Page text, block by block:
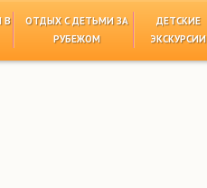
В
ОТДЫХ С ДЕТЬМИ ЗА
РУБЕЖОМ
ДЕТСКИЕ
ЭКСКУРСИИ